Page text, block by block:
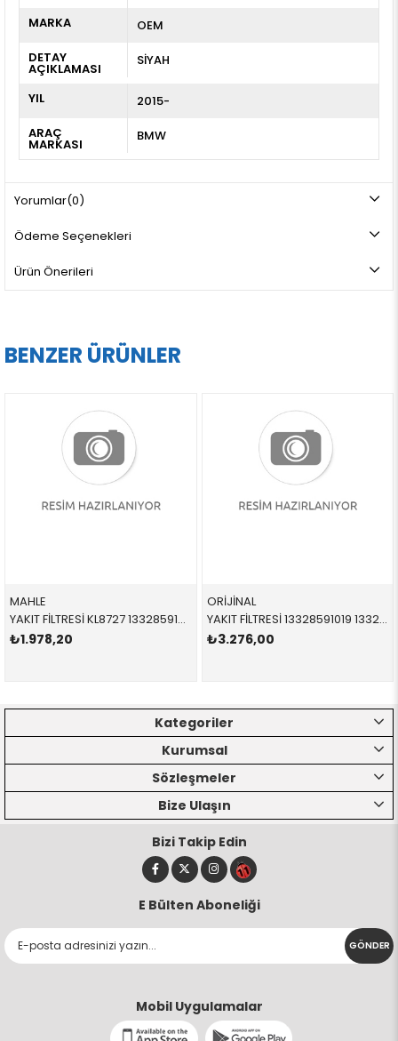
MARKA
OEM
DETAY
AÇIKLAMASI
SİYAH
YIL
2015-
ARAÇ
MARKASI
BMW
Yorumlar(0)
Ödeme Seçenekleri
Ürün Önerileri
BENZER ÜRÜNLER
MAHLE
YAKIT FİLTRESİ KL8727 13328591018 13328591019 G20,G30,G31,G32,G11,G12,G14,G15,G16,X3,X4,X5,X6,X7 B47,B47D,B57
₺1.978,20
ORİJİNAL
YAKIT FİLTRESİ 13328591019 13328591019 13328591019 G20,G30,G31,G32,G11,G12,G14,G15,G16,X3,X4,X5,X6,X7 B47,B47D,B57
₺3.276,00
Kategoriler
Kurumsal
Sözleşmeler
Bize Ulaşın
Bizi Takip Edin
E Bülten Aboneliği
GÖNDER
Mobil Uygulamalar